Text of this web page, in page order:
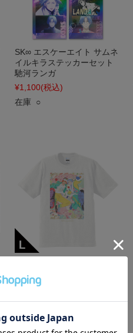
SK∞ エスケーエイト サムネ
イルキラステッカーセット
馳河ランガ
¥1,100(税込)
在庫 ○
ツ 暦＆ランガ vol.3 Lサイズ
¥3,520
在庫 ○